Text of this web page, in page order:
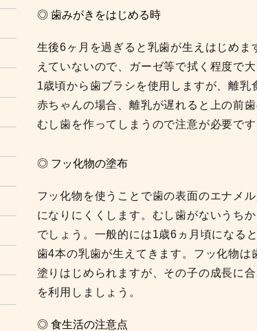
◎ 歯みがきをはじめる時
生後6ヶ月を過ぎると乳歯が生えはじめま
えていないので、ガーゼ等で拭く程度で大
1歳頃から歯ブラシを使用しますが、離乳
赤ちゃんの場合、離乳が遅れると上の前
むし歯を作ってしまうので注意が必要です
◎ フッ化物の塗布
フッ化物を使うことで歯の表面のエナメ
になりにくくします。むし歯がないうち
でしょう。一般的には1歳6ヵ月頃になる
歯4本の乳歯が生えてきます。フッ化物は
塗りはじめられますが、その子の成長に
を利用しましょう。
◎ 食生活の注意点